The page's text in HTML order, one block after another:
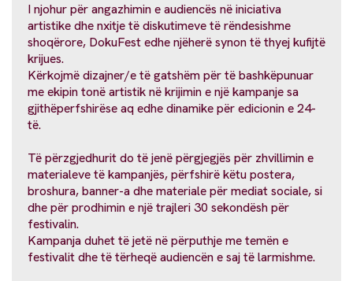
I njohur për angazhimin e audiencës në iniciativa
artistike dhe nxitje të diskutimeve të rëndesishme
shoqërore, DokuFest edhe njëherë synon të thyej kufijtë
krijues.
Kërkojmë dizajner/e të gatshëm për të bashkëpunuar
me ekipin tonë artistik në krijimin e një kampanje sa
gjithëperfshirëse aq edhe dinamike për edicionin e 24-
të.
Të përzgjedhurit do të jenë përgjegjës për zhvillimin e
materialeve të kampanjës, përfshirë këtu postera,
broshura, banner-a dhe materiale për mediat sociale, si
dhe për prodhimin e një trajleri 30 sekondësh për
festivalin.
Kampanja duhet të jetë në përputhje me temën e
festivalit dhe të tërheqë audiencën e saj të larmishme.